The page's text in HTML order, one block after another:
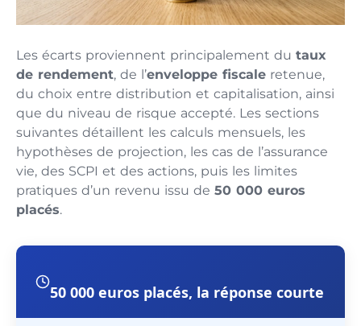
Les écarts proviennent principalement du taux
de rendement, de l’enveloppe fiscale retenue,
du choix entre distribution et capitalisation, ainsi
que du niveau de risque accepté. Les sections
suivantes détaillent les calculs mensuels, les
hypothèses de projection, les cas de l’assurance
vie, des SCPI et des actions, puis les limites
pratiques d’un revenu issu de 50 000 euros
placés.
50 000 euros placés, la réponse courte